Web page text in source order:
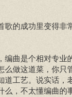
歌的成功里变得非
编曲是个相对专业
么做这道菜，你只
道工艺。说实话，
么，不太懂编曲的